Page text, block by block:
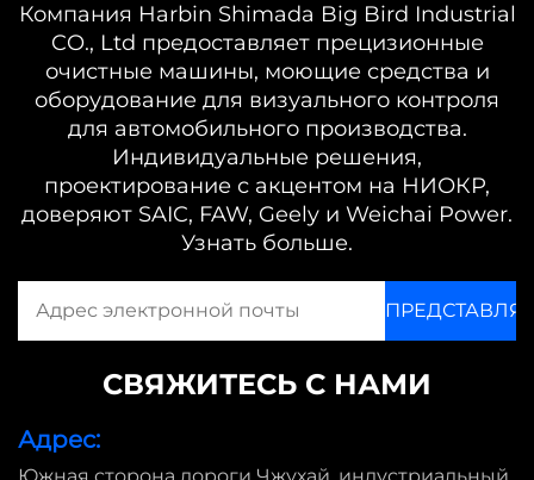
Компания Harbin Shimada Big Bird Industrial
CO., Ltd предоставляет прецизионные
очистные машины, моющие средства и
оборудование для визуального контроля
для автомобильного производства.
Индивидуальные решения,
проектирование с акцентом на НИОКР,
доверяют SAIC, FAW, Geely и Weichai Power.
Узнать больше.
СВЯЖИТЕСЬ С НАМИ
Адрес: